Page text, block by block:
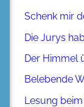
Schenk mir
Die Jurys
Der Himmel
Belebende
Lesung